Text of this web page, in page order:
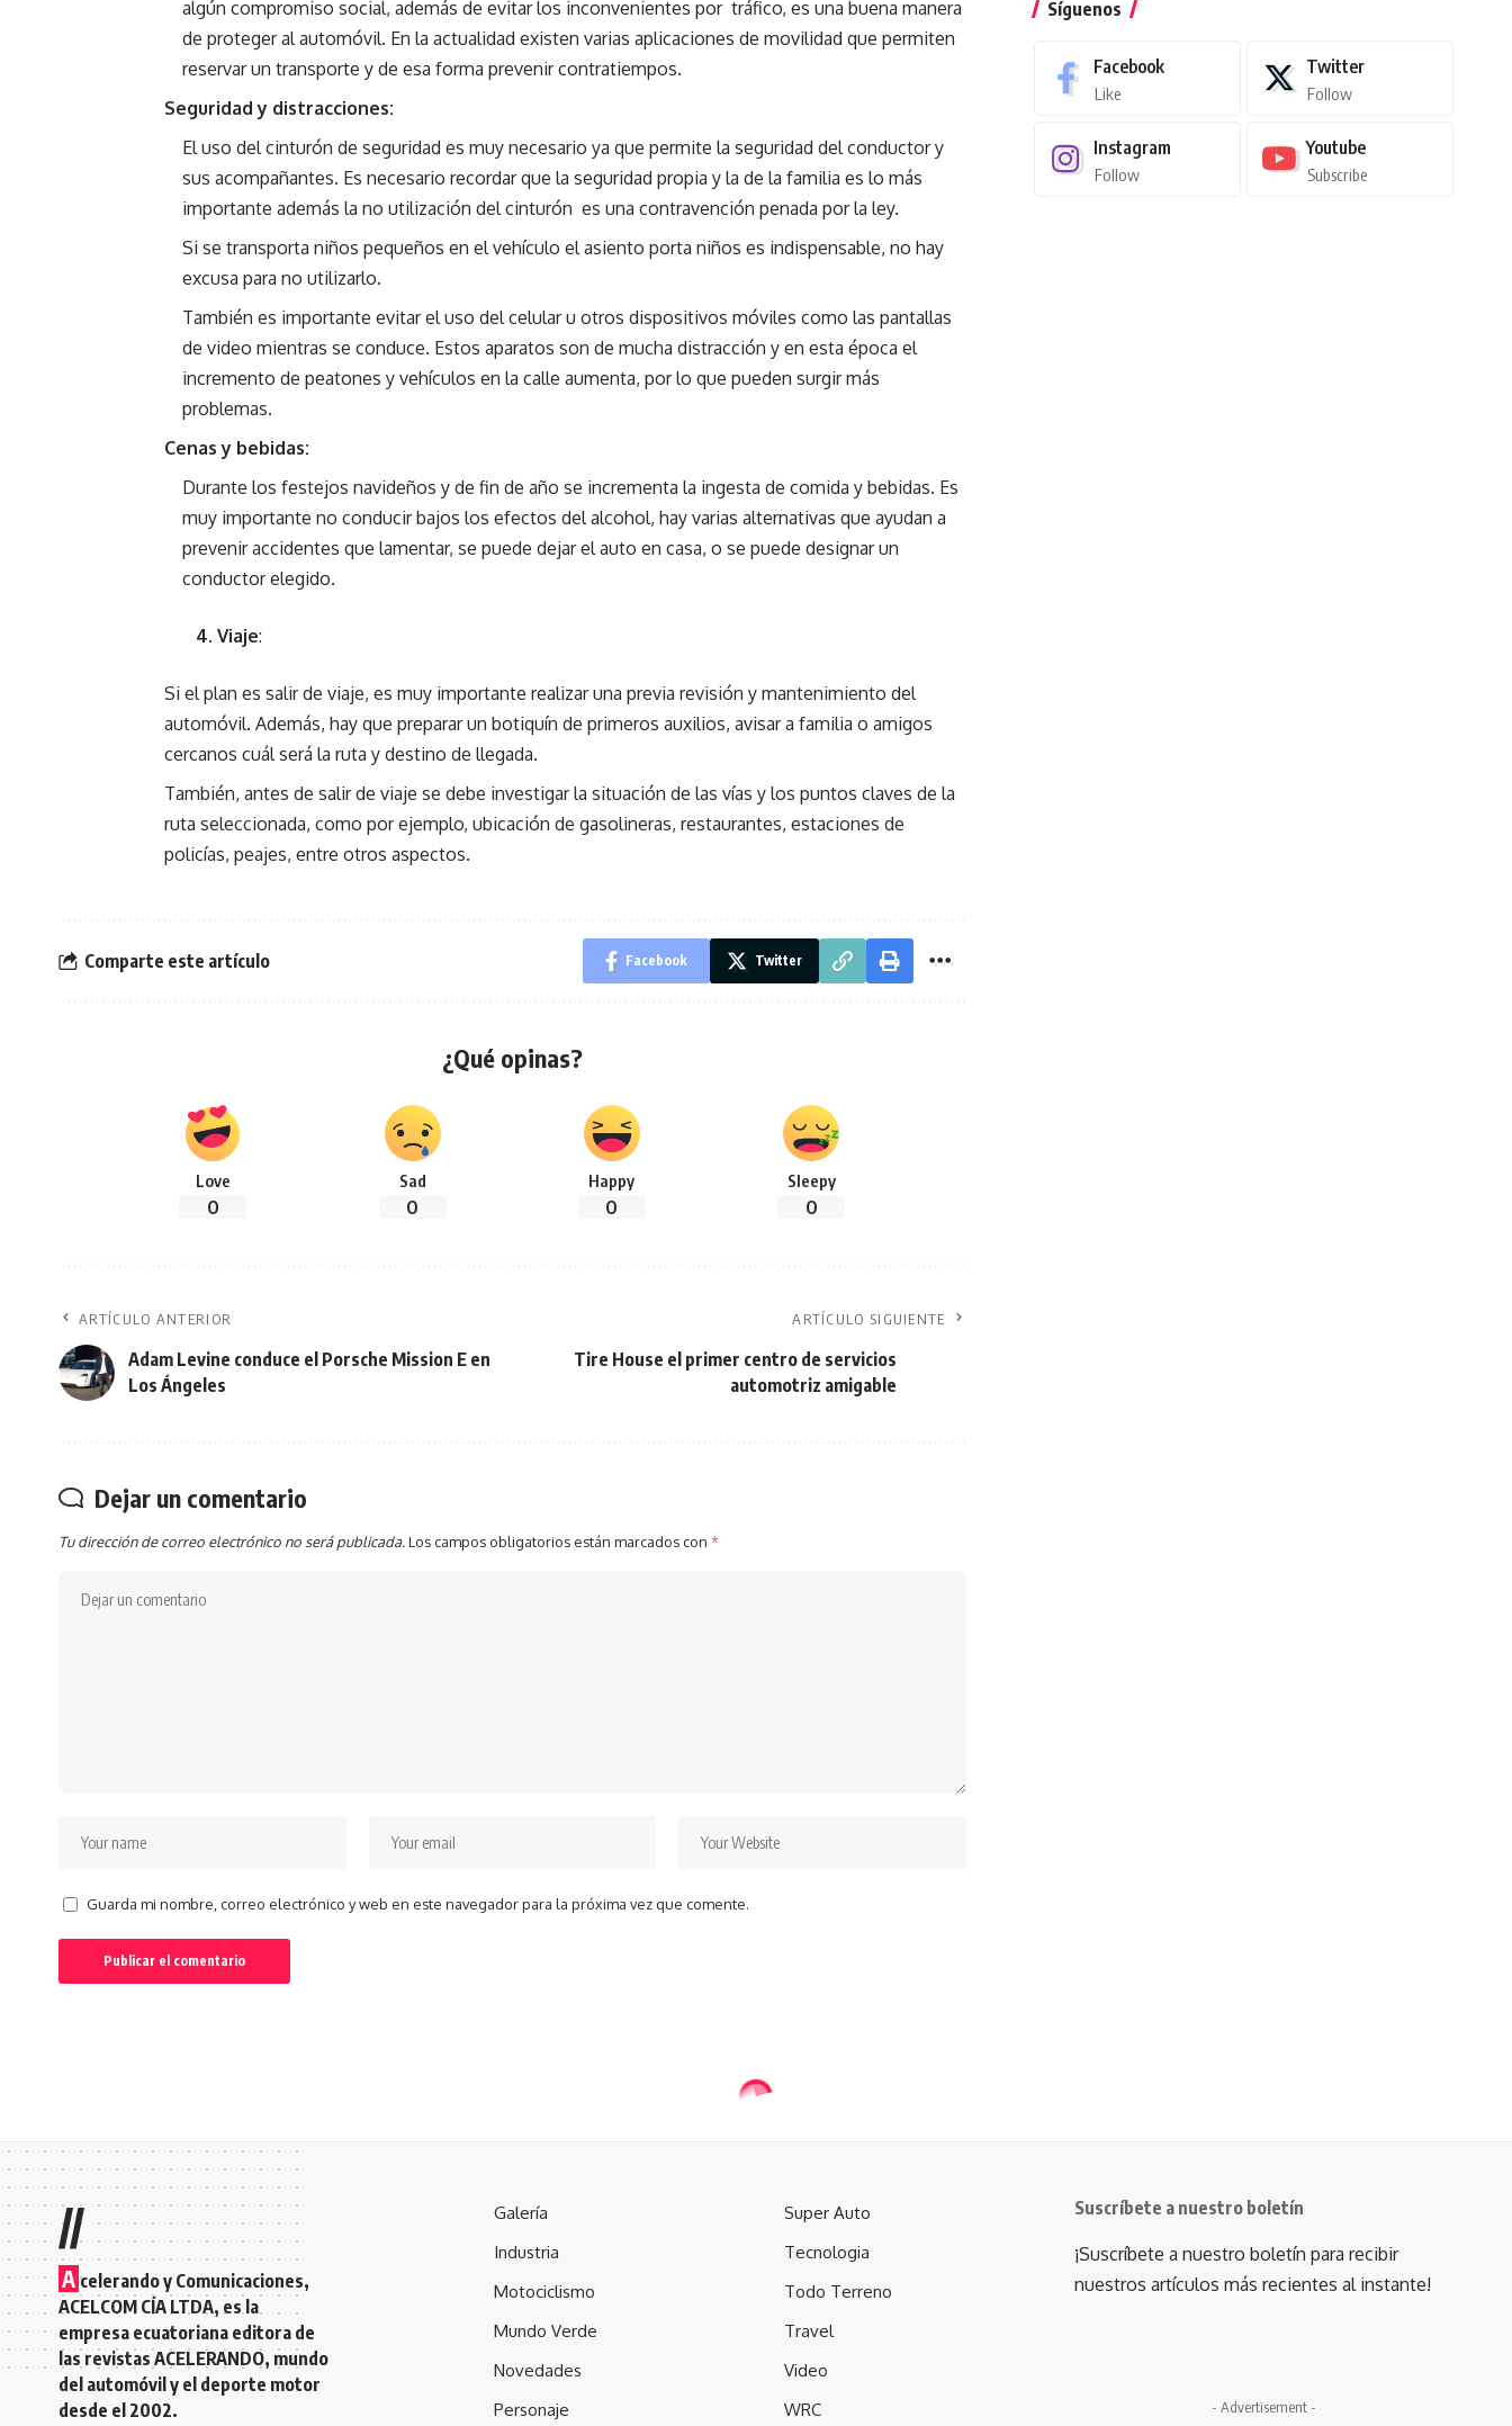
algún compromiso social, además de evitar los inconvenientes por tráfico, es una buena manera
de proteger al automóvil. En la actualidad existen varias aplicaciones de movilidad que permiten
reservar un transporte y de esa forma prevenir contratiempos.
Seguridad y distracciones:
El uso del cinturón de seguridad es muy necesario ya que permite la seguridad del conductor y
sus acompañantes. Es necesario recordar que la seguridad propia y la de la familia es lo más
importante además la no utilización del cinturón es una contravención penada por la ley.
Si se transporta niños pequeños en el vehículo el asiento porta niños es indispensable, no hay
excusa para no utilizarlo.
También es importante evitar el uso del celular u otros dispositivos móviles como las pantallas
de video mientras se conduce. Estos aparatos son de mucha distracción y en esta época el
incremento de peatones y vehículos en la calle aumenta, por lo que pueden surgir más
problemas.
Cenas y bebidas:
Durante los festejos navideños y de fin de año se incrementa la ingesta de comida y bebidas. Es
muy importante no conducir bajos los efectos del alcohol, hay varias alternativas que ayudan a
prevenir accidentes que lamentar, se puede dejar el auto en casa, o se puede designar un
conductor elegido.
4. Viaje:
Si el plan es salir de viaje, es muy importante realizar una previa revisión y mantenimiento del
automóvil. Además, hay que preparar un botiquín de primeros auxilios, avisar a familia o amigos
cercanos cuál será la ruta y destino de llegada.
También, antes de salir de viaje se debe investigar la situación de las vías y los puntos claves de la
ruta seleccionada, como por ejemplo, ubicación de gasolineras, restaurantes, estaciones de
policías, peajes, entre otros aspectos.
Comparte este artículo Facebook Twitter
¿Qué opinas?
Love
0
Sad
0
Happy
0
Sleepy
0
ARTÍCULO ANTERIOR
Adam Levine conduce el Porsche Mission E en
Los Ángeles
ARTÍCULO SIGUIENTE
Tire House el primer centro de servicios
automotriz amigable
Dejar un comentario
Tu dirección de correo electrónico no será publicada.Los campos obligatorios están marcados con *
Guarda mi nombre, correo electrónico y web en este navegador para la próxima vez que comente.
Síguenos
Facebook
Like
Twitter
Follow
Instagram
Follow
Youtube
Subscribe
//
A celerando y Comunicaciones,
ACELCOM CÍA LTDA, es la
empresa ecuatoriana editora de
las revistas ACELERANDO, mundo
del automóvil y el deporte motor
desde el 2002.
Galería
Industria
Motociclismo
Mundo Verde
Novedades
Personaje
Super Auto
Tecnologia
Todo Terreno
Travel
Video
WRC
Suscríbete a nuestro boletín
¡Suscríbete a nuestro boletín para recibir
nuestros artículos más recientes al instante!
- Advertisement -